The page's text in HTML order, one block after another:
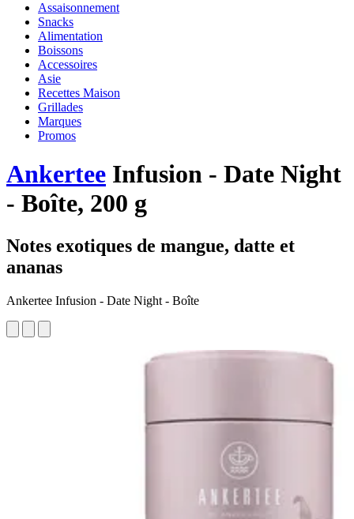
Assaisonnement
Snacks
Alimentation
Boissons
Accessoires
Asie
Recettes Maison
Grillades
Marques
Promos
Ankertee Infusion - Date Night
- Boîte, 200 g
Notes exotiques de mangue, datte et
ananas
Ankertee Infusion - Date Night - Boîte